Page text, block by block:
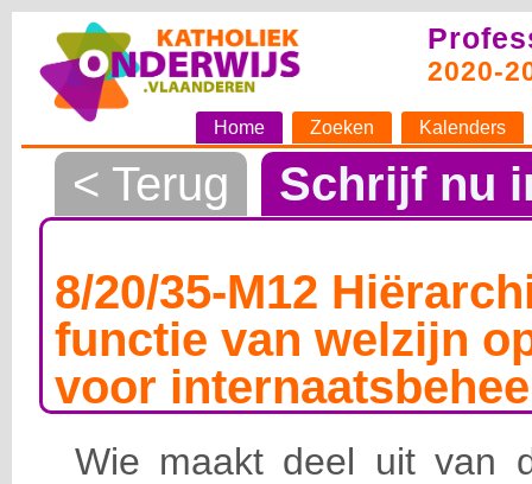
2020-
Home Zoeken Kalenders
< Terug Schrijf nu
8/20/35-M12
functie van welzijn
voor
Wie maakt deel uit van